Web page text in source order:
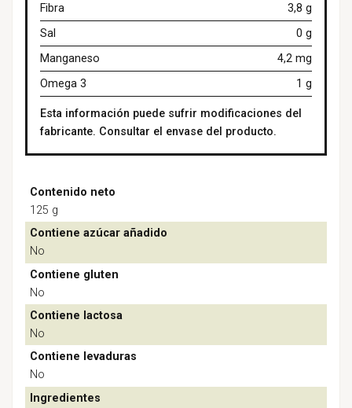
Fibra
3,8 g
Sal
0 g
Manganeso
4,2 mg
Omega 3
1 g
Esta información puede sufrir modificaciones del
fabricante. Consultar el envase del producto.
Contenido neto
125 g
Contiene azúcar añadido
No
Contiene gluten
No
Contiene lactosa
No
Contiene levaduras
No
Ingredientes